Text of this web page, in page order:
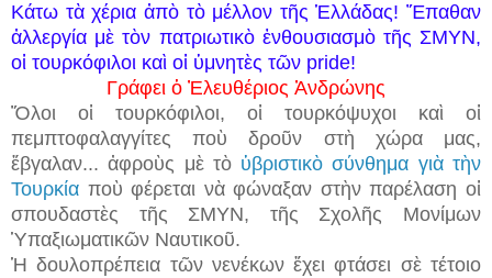
Κάτω τὰ χέρια ἀπὸ τὸ μέλλον τῆς Ἑλλάδας! Ἔπαθαν
ἀλλεργία μὲ τὸν πατριωτικὸ ἐνθουσιασμὸ τῆς ΣΜΥΝ,
οἱ τουρκόφιλοι καὶ οἱ ὑμνητὲς τῶν pride!
Γράφει ὁ Ἐλευθέριος Ἀνδρώνης
Ὅλοι οἱ τουρκόφιλοι, οἱ τουρκόψυχοι καὶ οἱ
πεμπτοφαλαγγίτες ποὺ δροῦν στὴ χώρα μας,
ἔβγαλαν... ἀφροὺς μὲ τὸ ὑβριστικὸ σύνθημα γιὰ τὴν
Τουρκία ποὺ φέρεται νὰ φώναξαν στὴν παρέλαση οἱ
σπουδαστὲς τῆς ΣΜΥΝ, τῆς Σχολῆς Μονίμων
Ὑπαξιωματικῶν Ναυτικοῦ.
Ἡ δουλοπρέπεια τῶν νενέκων ἔχει φτάσει σὲ τέτοιο